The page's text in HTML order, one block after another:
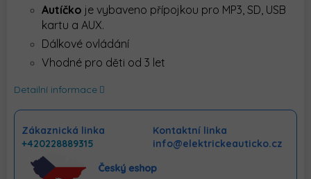
Autíčko je vybaveno přípojkou pro MP3, SD, USB
kartu a AUX.
Dálkové ovládání
Vhodné pro děti od 3 let
Detailní informace
Zákaznická linka
+420228889315
Kontaktní linka
info@elektrickeauticko.cz